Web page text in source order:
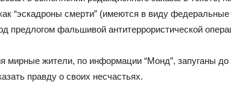
“эскадроны смерти” (имеются в виду федеральные
предлогом фальшивой антитеррористической
мирные жители, по информации “Монд”, запуганы до
правду о своих несчастьях.